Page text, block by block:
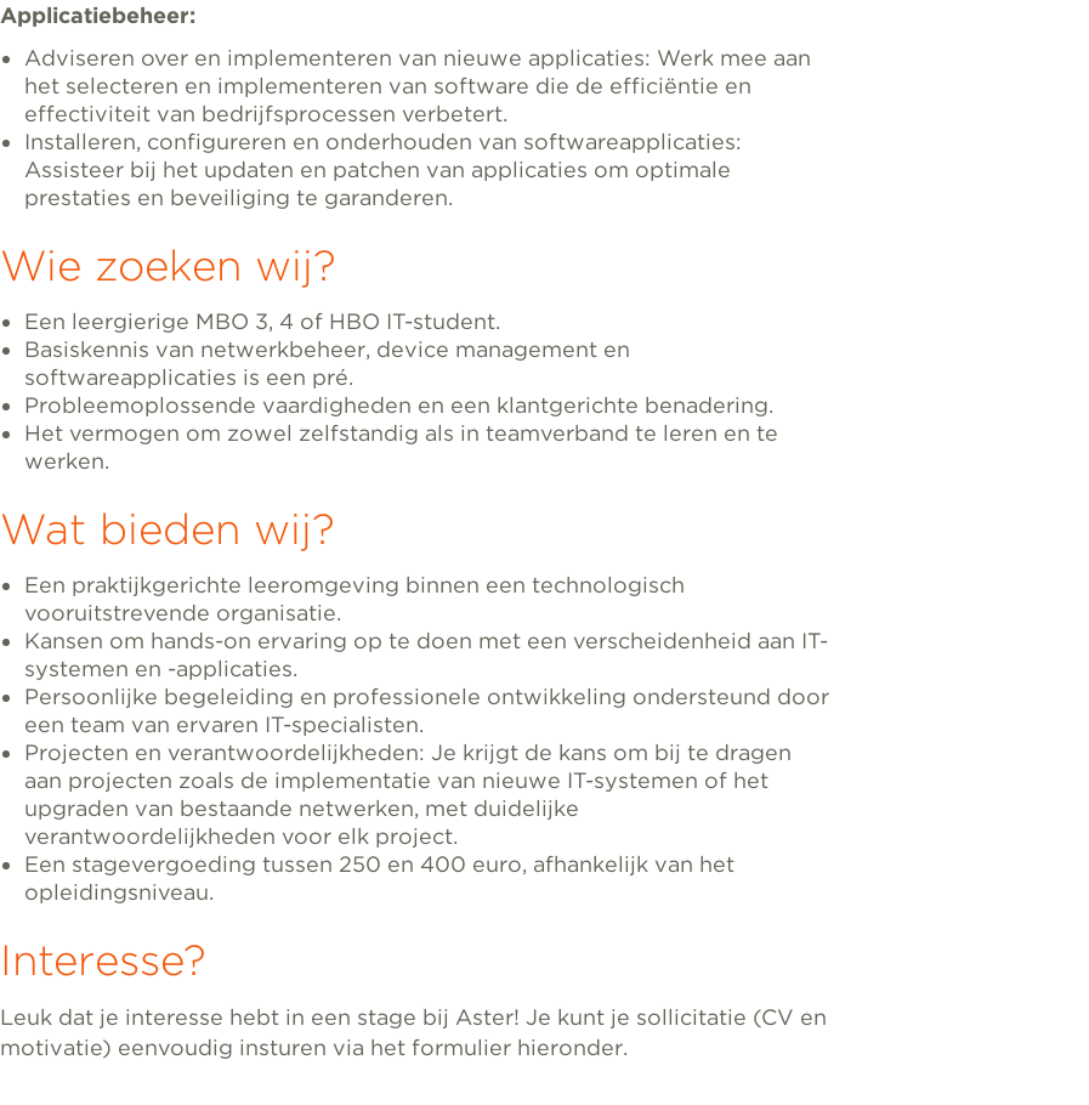
Applicatiebeheer:
Adviseren over en implementeren van nieuwe applicaties: Werk mee aan
het selecteren en implementeren van software die de efficiëntie en
effectiviteit van bedrijfsprocessen verbetert.
Installeren, configureren en onderhouden van softwareapplicaties:
Assisteer bij het updaten en patchen van applicaties om optimale
prestaties en beveiliging te garanderen.
Wie zoeken wij?
Een leergierige MBO 3, 4 of HBO IT-student.
Basiskennis van netwerkbeheer, device management en
softwareapplicaties is een pré.
Probleemoplossende vaardigheden en een klantgerichte benadering.
Het vermogen om zowel zelfstandig als in teamverband te leren en te
werken.
Wat bieden wij?
Een praktijkgerichte leeromgeving binnen een technologisch
vooruitstrevende organisatie.
Kansen om hands-on ervaring op te doen met een verscheidenheid aan IT-
systemen en -applicaties.
Persoonlijke begeleiding en professionele ontwikkeling ondersteund door
een team van ervaren IT-specialisten.
Projecten en verantwoordelijkheden: Je krijgt de kans om bij te dragen
aan projecten zoals de implementatie van nieuwe IT-systemen of het
upgraden van bestaande netwerken, met duidelijke
verantwoordelijkheden voor elk project.
Een stagevergoeding tussen 250 en 400 euro, afhankelijk van het
opleidingsniveau.
Interesse?
Leuk dat je interesse hebt in een stage bij Aster! Je kunt je sollicitatie (CV en
motivatie) eenvoudig insturen via het formulier hieronder.